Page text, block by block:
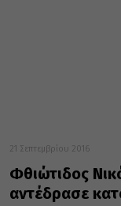
21 Σεπτεμβρίου 2016
Φθιώτιδος
αντέδρασε